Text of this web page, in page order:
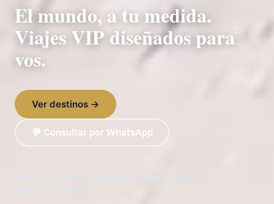
El mundo, a tu medida.
Viajes VIP diseñados para
vos.
Ver destinos →
💬 Consultar por WhatsApp